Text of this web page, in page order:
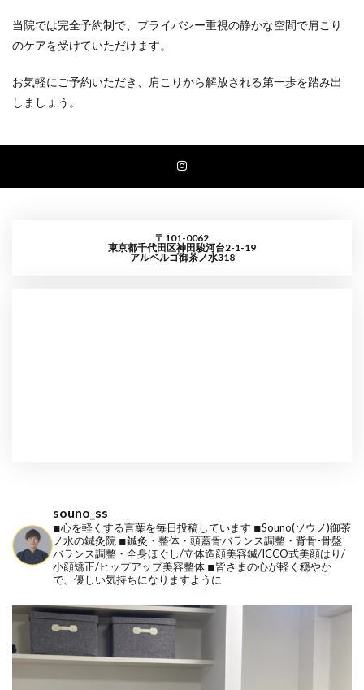
当院では完全予約制で、プライバシー重視の静かな空間で肩こり
のケアを受けていただけます。
お気軽にご予約いただき、肩こりから解放される第一歩を踏み出
しましょう。
〒101-0062
東京都千代田区神田駿河台2-1-19
アルベルゴ御茶ノ水318
souno_ss
◾︎心を軽くする言葉を毎日投稿しています ◾︎Souno(ソウノ)御茶
ノ水の鍼灸院 ◾︎鍼灸・整体・頭蓋骨バランス調整・背骨-骨盤
バランス調整・全身ほぐし/立体造顔美容鍼/ICCO式美顔はり/
小顔矯正/ヒップアップ美容整体 ◾︎皆さまの心が軽く穏やか
で、優しい気持ちになりますように